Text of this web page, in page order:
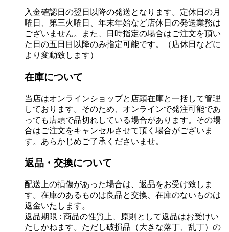
入金確認日の翌日以降の発送となります。定休日の月
曜日、第三火曜日、年末年始など店休日の発送業務は
ございません。また、日時指定の場合はご注文を頂い
た日の五日目以降のみ指定可能です。（店休日などに
より変動致します）
在庫について
当店はオンラインショップと店頭在庫と一括して管理
しております。そのため、オンラインで発注可能であ
っても店頭で品切れしている場合があります。その場
合はご注文をキャンセルさせて頂く場合がございま
す。あらかじめご了承くださいませ。
返品・交換について
配送上の損傷があった場合は、返品をお受け致しま
す。在庫のあるものは良品と交換、在庫のないものは
返金いたします。
返品期限 : 商品の性質上、原則として返品はお受けい
たしかねます。ただし破損品（大きな落丁、乱丁）の